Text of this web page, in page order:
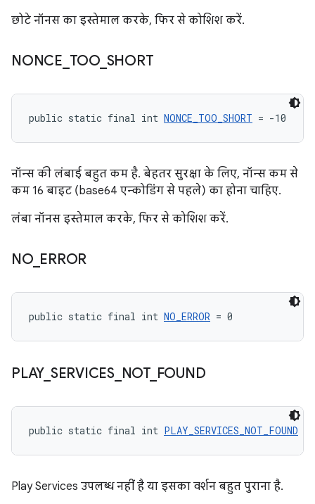
छोटे नॉनस का इस्तेमाल करके, फिर से कोशिश करें.
NONCE TOO_ SHORT
public static final int NONCE_TOO_SHORT = -10
नॉन्स की लंबाई बहुत कम है. बेहतर सुरक्षा के लिए, नॉन्स कम से
कम 16 बाइट (base64 एन्कोडिंग से पहले) का होना चाहिए.
लंबा नॉनस इस्तेमाल करके, फिर से कोशिश करें.
NO_ ERROR
public static final int NO_ERROR = 0
PLAY_ SERVICES_ NOT_ FOUND
public static final int PLAY_SERVICES_NOT_FOUND
Play Services उपलब्ध नहीं है या इसका वर्शन बहुत पुराना है.